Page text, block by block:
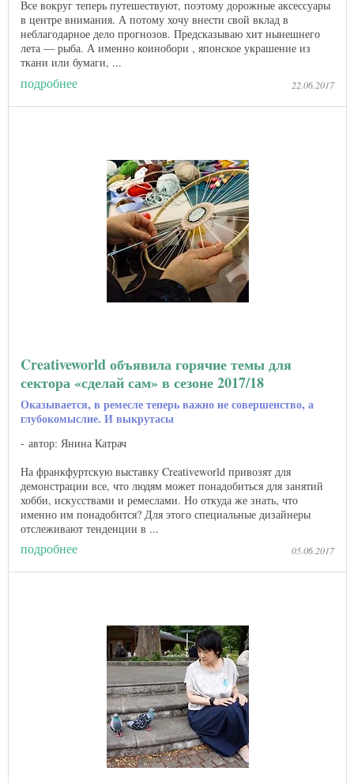
Все вокруг теперь путешествуют, поэтому дорожные аксессуары
в центре внимания. А потому хочу внести свой вклад в
неблагодарное дело прогнозов. Предсказываю хит нынешнего
лета — рыба. А именно коинобори , японское украшение из
ткани или бумаги, ...
подробнее 22.06.2017
Creativeworld объявила горячие темы для
сектора «сделай сам» в сезоне 2017/18
Оказывается, в ремесле теперь важно не совершенство, а
глубокомыслие. И выкрутасы
автор: Янина Катрач
На франкфуртскую выставку Creativeworld привозят для
демонстрации все, что людям может понадобиться для занятий
хобби, искусствами и ремеслами. Но откуда же знать, что
именно им понадобится? Для этого специальные дизайнеры
отслеживают тенденции в ...
подробнее 05.06.2017